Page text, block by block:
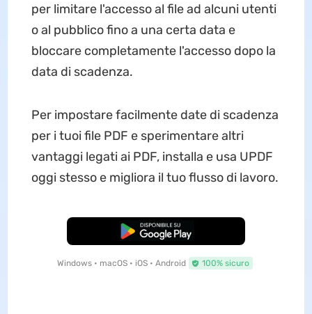
per limitare l'accesso al file ad alcuni utenti
o al pubblico fino a una certa data e
bloccare completamente l'accesso dopo la
data di scadenza.
Per impostare facilmente date di scadenza
per i tuoi file PDF e sperimentare altri
vantaggi legati ai PDF, installa e usa UPDF
oggi stesso e migliora il tuo flusso di lavoro.
Download Gratis
Windows • macOS • iOS • Android 100% sicuro